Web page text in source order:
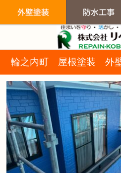
輪之内町 屋根塗装 外